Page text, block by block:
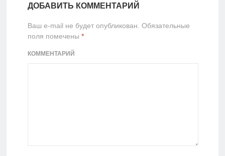
ДОБАВИТЬ КОММЕНТАРИЙ
Ваш e-mail не будет опубликован. Обязательные
поля помечены *
КОММЕНТАРИЙ